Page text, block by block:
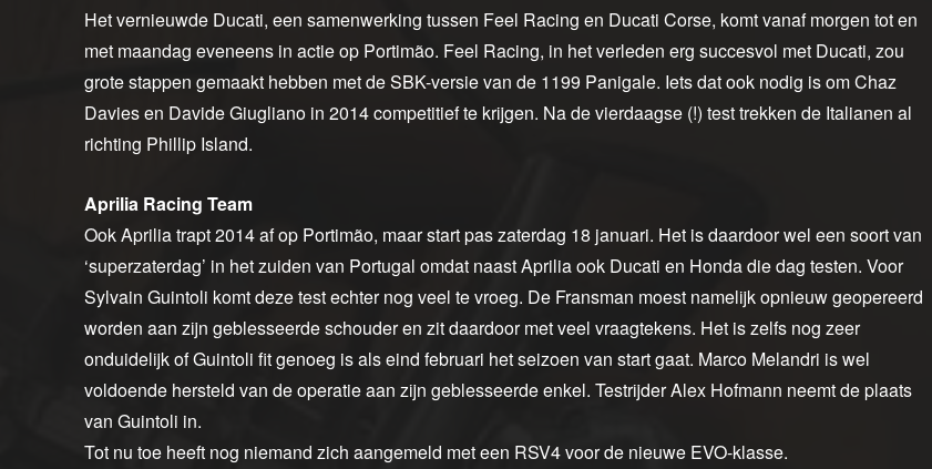
Het vernieuwde Ducati, een samenwerking tussen Feel Racing en Ducati Corse, komt vanaf morgen tot en
met maandag eveneens in actie op Portimão. Feel Racing, in het verleden erg succesvol met Ducati, zou
grote stappen gemaakt hebben met de SBK-versie van de 1199 Panigale. Iets dat ook nodig is om Chaz
Davies en Davide Giugliano in 2014 competitief te krijgen. Na de vierdaagse (!) test trekken de Italianen al
richting Phillip Island.
Aprilia Racing Team
Ook Aprilia trapt 2014 af op Portimão, maar start pas zaterdag 18 januari. Het is daardoor wel een soort van
‘superzaterdag’ in het zuiden van Portugal omdat naast Aprilia ook Ducati en Honda die dag testen. Voor
Sylvain Guintoli komt deze test echter nog veel te vroeg. De Fransman moest namelijk opnieuw geopereerd
worden aan zijn geblesseerde schouder en zit daardoor met veel vraagtekens. Het is zelfs nog zeer
onduidelijk of Guintoli fit genoeg is als eind februari het seizoen van start gaat. Marco Melandri is wel
voldoende hersteld van de operatie aan zijn geblesseerde enkel. Testrijder Alex Hofmann neemt de plaats
van Guintoli in.
Tot nu toe heeft nog niemand zich aangemeld met een RSV4 voor de nieuwe EVO-klasse.